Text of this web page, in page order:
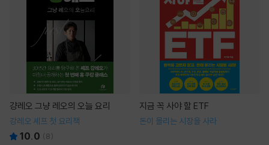
걍레오 그냥 레오의 오늘 요리
강레오 셰프 첫 요리책
10.0 (8)
지금 꼭 사야 할 ETF
돈이 몰리는 시장을 사라